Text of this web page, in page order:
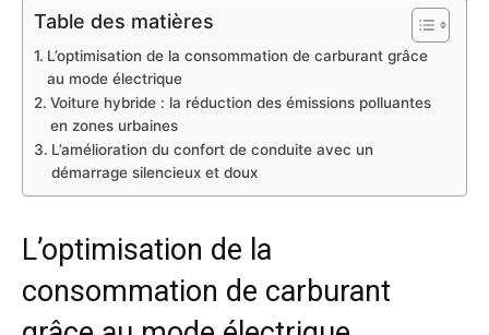
Table des matières
L’optimisation de la consommation de carburant grâce
au mode électrique
Voiture hybride : la réduction des émissions polluantes
en zones urbaines
L’amélioration du confort de conduite avec un
démarrage silencieux et doux
L’optimisation de la
consommation de carburant